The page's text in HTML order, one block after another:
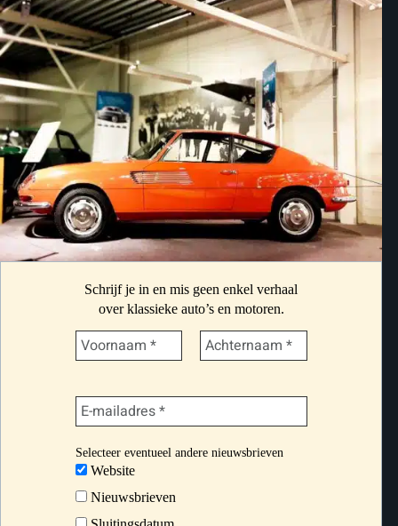
Schrijf je in en mis geen enkel verhaal
over klassieke auto’s en motoren.
Selecteer eventueel andere nieuwsbrieven
Website
Nieuwsbrieven